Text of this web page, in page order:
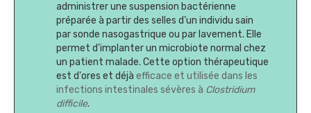
administrer une suspension bactérienne
préparée à partir des selles d’un individu sain
par sonde nasogastrique ou par lavement. Elle
permet d'implanter un microbiote normal chez
un patient malade. Cette option thérapeutique
est d'ores et déjà efficace et utilisée dans les
infections intestinales sévères à Clostridium
difficile.